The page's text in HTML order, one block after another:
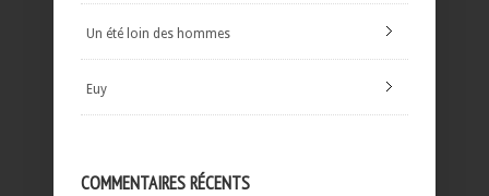
Un été loin des hommes
Euy
COMMENTAIRES RÉCENTS